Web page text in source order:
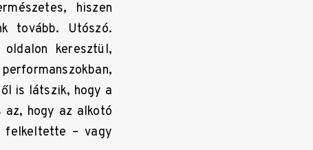
hiszen
tovább. Utószó.
oldalon keresztül,
is látszik, hogy a
hogy az alkotó
felkeltette – vagy